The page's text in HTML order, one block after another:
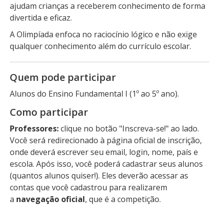
ajudam crianças a receberem conhecimento de forma
divertida e eficaz.
A Olimpíada enfoca no raciocínio lógico e não exige
qualquer conhecimento além do currículo escolar.
Quem pode participar
Alunos do Ensino Fundamental I (1º ao 5º ano).
Como participar
Professores:clique no botão "Inscreva-se!" ao lado.
Você será redirecionado à página oficial de inscrição,
onde deverá escrever seu email, login, nome, país e
escola. Após isso, você poderá cadastrar seus alunos
(quantos alunos quiser!). Eles deverão acessar as
contas que você cadastrou para realizarem
a navegação oficial, que é a competição.